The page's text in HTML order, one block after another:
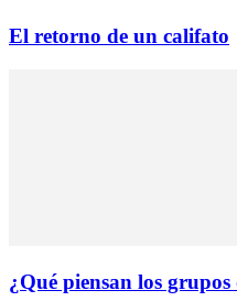
El retorno de un califato
¿Qué piensan los